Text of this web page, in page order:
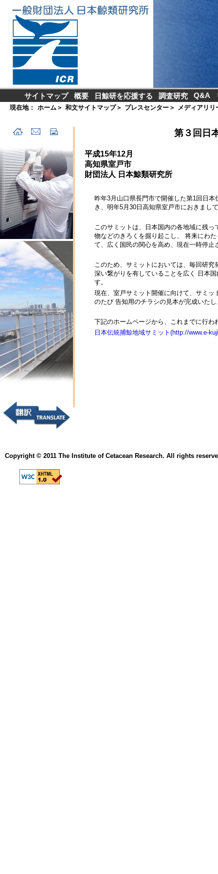
サイトマップ 概要 日鯨研を応援する 調査研究 Q&A
現在地： ホーム ＞ 和文サイトマップ＞ プレスセンター ＞ メディアリリ
第３回日
平成15年12月
高知県室戸市
財団法人 日本鯨類研究所
昨年3月山口県長門市で開催した第1回日
き、明年5月30日高知県室戸市におきまし
このサミットは、日本国内の各地域に残
物などのきろくを掘り起こし、 将来にわ
て、広く国民の関心を高め、現在一時停
このため、サミットにおいては、毎回研
深い繋がりを有していることを広く 日本
す。
現在、室戸サミット開催に向けて、サミ
のたび 告知用のチラシの見本が完成いた
下記のホームページから、これまでに行
日本伝統捕鯨地域サミット(http://www.e-
Copyright © 2011 The Institute of Cetacean Research. All rights